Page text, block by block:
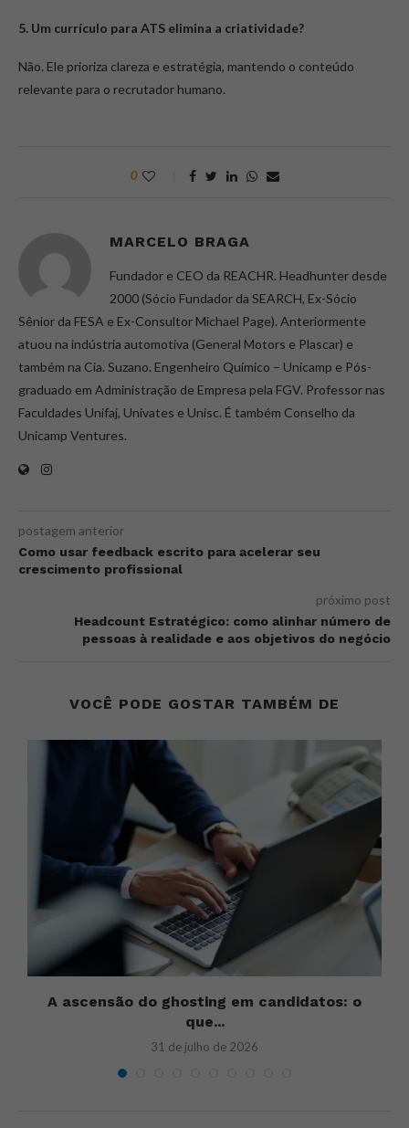
5. Um currículo para ATS elimina a criatividade?
Não. Ele prioriza clareza e estratégia, mantendo o conteúdo
relevante para o recrutador humano.
0
MARCELO BRAGA
Fundador e CEO da REACHR. Headhunter desde
2000 (Sócio Fundador da SEARCH, Ex-Sócio
Sênior da FESA e Ex-Consultor Michael Page). Anteriormente
atuou na indústria automotiva (General Motors e Plascar) e
também na Cia. Suzano. Engenheiro Químico – Unicamp e Pós-
graduado em Administração de Empresa pela FGV. Professor nas
Faculdades Unifaj, Univates e Unisc. É também Conselho da
Unicamp Ventures.
postagem anterior
Como usar feedback escrito para acelerar seu
crescimento profissional
próximo post
Headcount Estratégico: como alinhar número de
pessoas à realidade e aos objetivos do negócio
VOCÊ PODE GOSTAR TAMBÉM DE
A ascensão do ghosting em candidatos: o
que...
31 de julho de 2026